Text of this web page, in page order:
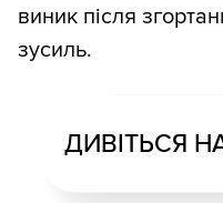
виник після
зусиль.
ДИВІТЬСЯ